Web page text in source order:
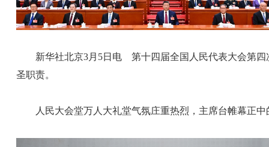
新华社北京3月5日电 第十四届全国人民代表大会第四
圣职责。
人民大会堂万人大礼堂气氛庄重热烈，主席台帷幕正中